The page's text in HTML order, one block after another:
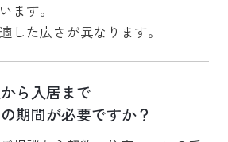
ます。
した広さが異なります。
ら入居まで
期間が必要ですか？